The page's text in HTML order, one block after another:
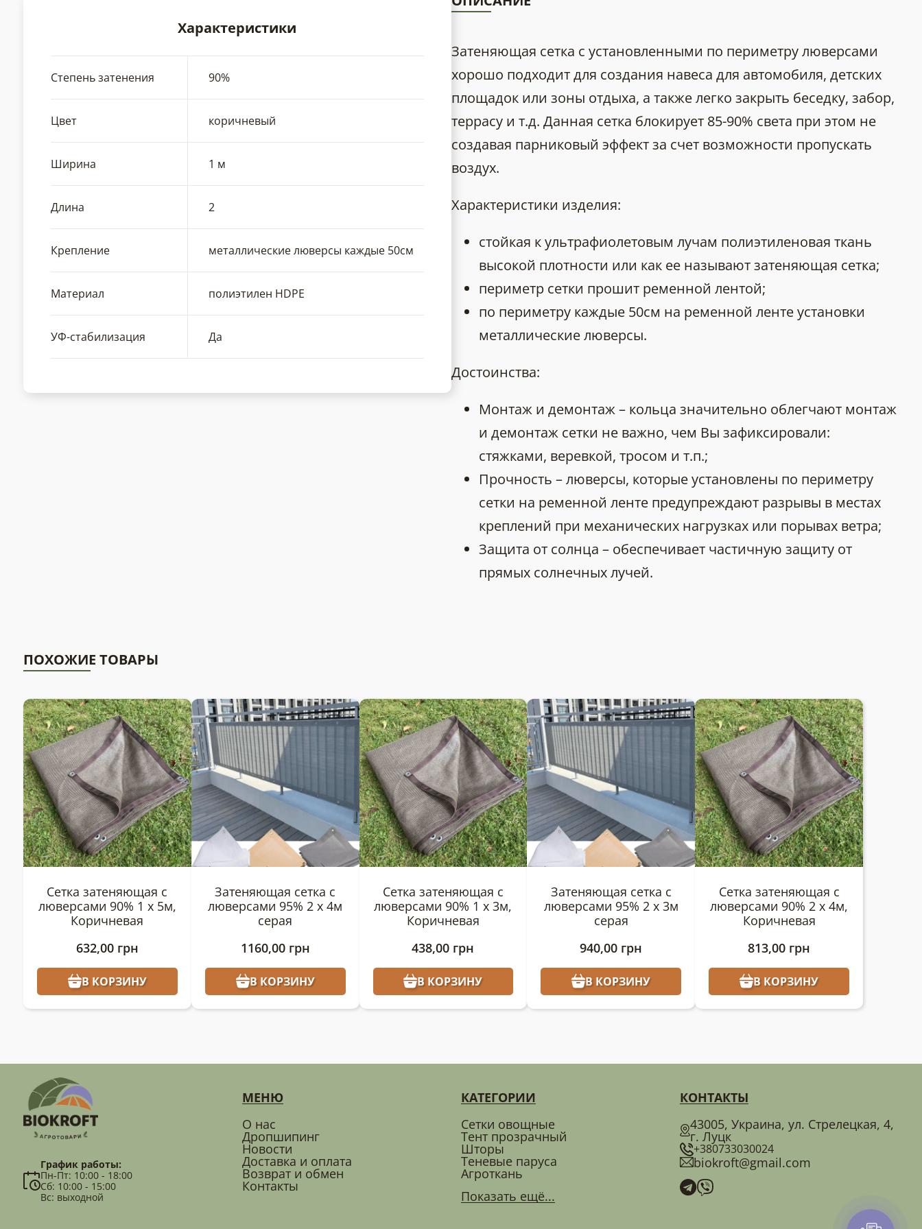
Затеняющая сетка с установленными по периметру люверсами
хорошо подходит для создания навеса для автомобиля, детских
площадок или зоны отдыха, а также легко закрыть беседку, забор,
террасу и т.д. Данная сетка блокирует 85-90% света при этом не
создавая парниковый эффект за счет возможности пропускать
воздух.
Характеристики изделия:
стойкая к ультрафиолетовым лучам полиэтиленовая ткань
высокой плотности или как ее называют затеняющая сетка;
периметр сетки прошит ременной лентой;
по периметру каждые 50см на ременной ленте установки
металлические люверсы.
Достоинства:
Монтаж и демонтаж – кольца значительно облегчают монтаж
и демонтаж сетки не важно, чем Вы зафиксировали:
стяжками, веревкой, тросом и т.п.;
Прочность – люверсы, которые установлены по периметру
сетки на ременной ленте предупреждают разрывы в местах
креплений при механических нагрузках или порывах ветра;
Защита от солнца – обеспечивает частичную защиту от
прямых солнечных лучей.
Характеристики
Степень затенения 90%
Цвет коричневый
Ширина 1 м
Длина 2
Крепление металлические люверсы каждые 50см
Материал полиэтилен HDPE
УФ-стабилизация Да
ПОХОЖИЕ ТОВАРЫ
Сетка затеняющая с
люверсами 90% 1 х 5м,
Коричневая
632,00 грн
В КОРЗИНУ
Затеняющая сетка с
люверсами 95% 2 х 4м
серая
1160,00 грн
В КОРЗИНУ
Сетка затеняющая с
люверсами 90% 1 х 3м,
Коричневая
438,00 грн
В КОРЗИНУ
Затеняющая сетка с
люверсами 95% 2 х 3м
серая
940,00 грн
В КОРЗИНУ
Сетка затеняющая с
люверсами 90% 2 х 4м,
Коричневая
813,00 грн
В КОРЗИНУ
График работы:
Пн-Пт: 10:00 - 18:00
Сб: 10:00 - 15:00
Вс: выходной
МЕНЮ
О нас
Дропшипинг
Новости
Доставка и оплата
Возврат и обмен
Контакты
КАТЕГОРИИ
Сетки овощные
Тент прозрачный
Шторы
Теневые паруса
Агроткань
Показать ещё...
КОНТАКТЫ
43005, Украина, ул. Стрелецкая, 4,
г. Луцк
+380733030024
biokroft@gmail.com